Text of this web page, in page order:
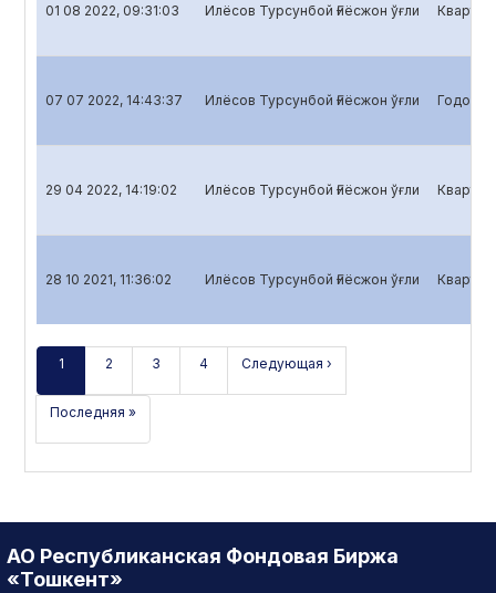
01 08 2022, 09:31:03 Илёсов Турсунбой Ғиёсжон ўғли
07 07 2022, 14:43:37 Илёсов Турсунбой Ғиёсжон ўғли
29 04 2022, 14:19:02 Илёсов Турсунбой Ғиёсжон ўғли
28 10 2021, 11:36:02 Илёсов Турсунбой Ғиёсжон ўғли
1 2 3 4 Следующая ›
Последняя »
АО Республиканская Фондовая Биржа
«Тошкент»